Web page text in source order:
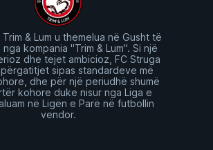
& Lum u themelua në Gusht të
kompania "Trim & Lum". Si një
dhe tejet ambicioz, FC Struga
sipas standardeve më
dhe për një periudhë shumë
kohore duke nisur nga Liga e
në Ligën e Parë në futbollin
vendor.